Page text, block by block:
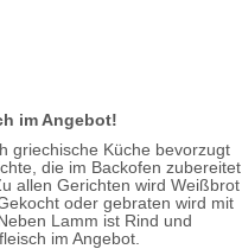
im Angebot!
griechische Küche bevorzugt
die im Backofen zubereitet
allen Gerichten wird Weißbrot
oder gebraten wird mit
Lamm ist Rind und
im Angebot.